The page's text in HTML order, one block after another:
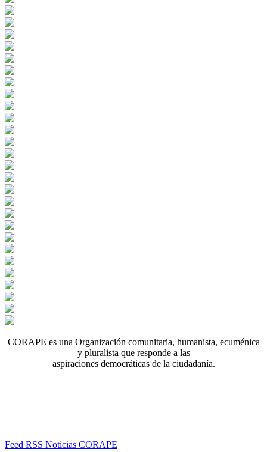
CORAPE es una Organización comunitaria, humanista, ecuménica
y pluralista que responde a las
aspiraciones democráticas de la ciudadanía.
Feed RSS Noticias CORAPE